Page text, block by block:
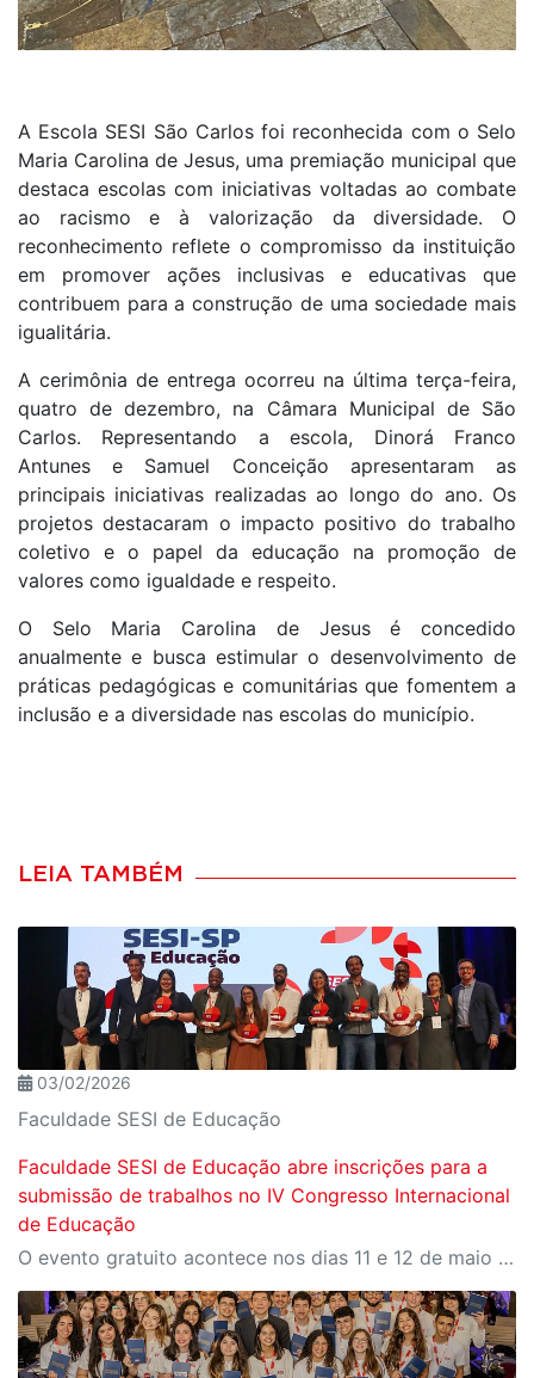
A Escola SESI São Carlos foi reconhecida com o Selo
Maria Carolina de Jesus, uma premiação municipal que
destaca escolas com iniciativas voltadas ao combate
ao racismo e à valorização da diversidade. O
reconhecimento reflete o compromisso da instituição
em promover ações inclusivas e educativas que
contribuem para a construção de uma sociedade mais
igualitária.
A cerimônia de entrega ocorreu na última terça-feira,
quatro de dezembro, na Câmara Municipal de São
Carlos. Representando a escola, Dinorá Franco
Antunes e Samuel Conceição apresentaram as
principais iniciativas realizadas ao longo do ano. Os
projetos destacaram o impacto positivo do trabalho
coletivo e o papel da educação na promoção de
valores como igualdade e respeito.
O Selo Maria Carolina de Jesus é concedido
anualmente e busca estimular o desenvolvimento de
práticas pedagógicas e comunitárias que fomentem a
inclusão e a diversidade nas escolas do município.
LEIA TAMBÉM
03/02/2026
Faculdade SESI de Educação
Faculdade SESI de Educação abre inscrições para a
submissão de trabalhos no IV Congresso Internacional
de Educação
O evento gratuito acontece nos dias 11 e 12 de maio e reunirá especialistas em torno do tema “Educação que Transforma”. As vagas para participação presencial são limitadas, e a submissão de trabalhos pode ser feita até 31 de março